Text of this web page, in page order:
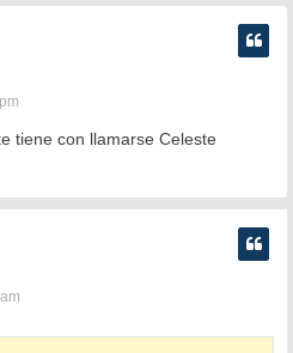
tiene con llamarse Celeste